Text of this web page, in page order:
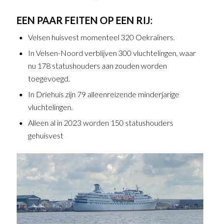
EEN PAAR FEITEN OP EEN RIJ:
Velsen huisvest momenteel 320 Oekraïners.
In Velsen-Noord verblijven 300 vluchtelingen, waar
nu 178 statushouders aan zouden worden
toegevoegd.
In Driehuis zijn 79 alleenreizende minderjarige
vluchtelingen.
Alleen al in 2023 worden 150 statushouders
gehuisvest